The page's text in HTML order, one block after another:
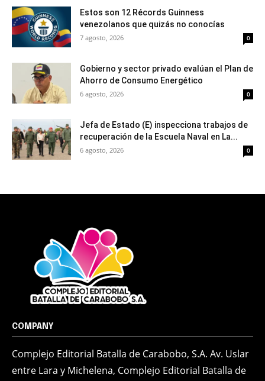
Estos son 12 Récords Guinness
venezolanos que quizás no conocías
7 agosto, 2026 0
Gobierno y sector privado evalúan el Plan de
Ahorro de Consumo Energético
6 agosto, 2026 0
Jefa de Estado (E) inspecciona trabajos de
recuperación de la Escuela Naval en La...
6 agosto, 2026 0
COMPANY
Complejo Editorial Batalla de Carabobo, S.A. Av. Uslar
entre Lara y Michelena, Complejo Editorial Batalla de